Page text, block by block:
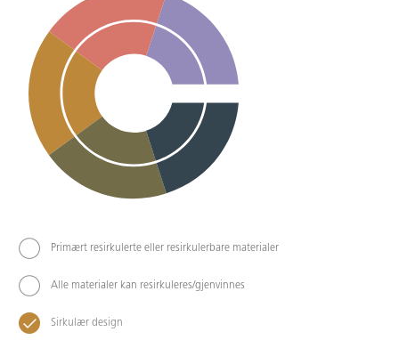
Primært resirkulerte eller resirkulerbare materialer
Alle materialer kan resirkuleres/gjenvinnes
Sirkulær design